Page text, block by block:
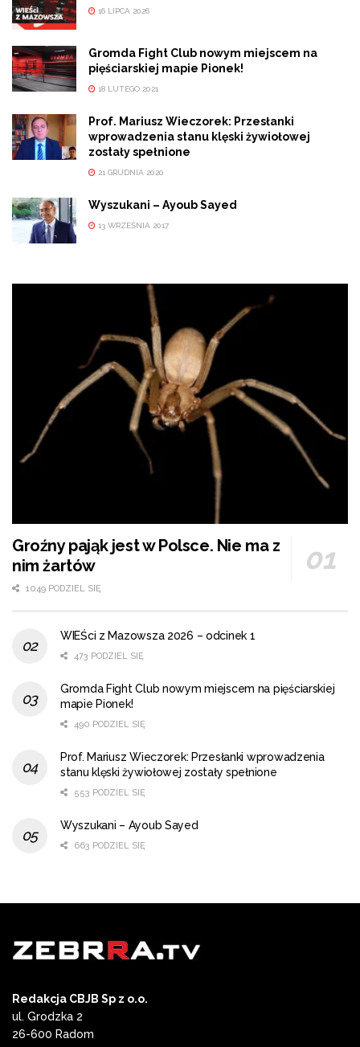
16 LIPCA 2026
Gromda Fight Club nowym miejscem na
pięściarskiej mapie Pionek!
18 LUTEGO 2021
Prof. Mariusz Wieczorek: Przesłanki
wprowadzenia stanu klęski żywiołowej
zostały spełnione
21 GRUDNIA 2020
Wyszukani – Ayoub Sayed
13 WRZEŚNIA 2017
Groźny pająk jest w Polsce. Nie ma z
nim żartów
1049 PODZIEL SIĘ
WIEŚci z Mazowsza 2026 – odcinek 1
473 PODZIEL SIĘ
Gromda Fight Club nowym miejscem na pięściarskiej
mapie Pionek!
490 PODZIEL SIĘ
Prof. Mariusz Wieczorek: Przesłanki wprowadzenia
stanu klęski żywiołowej zostały spełnione
553 PODZIEL SIĘ
Wyszukani – Ayoub Sayed
663 PODZIEL SIĘ
Redakcja CBJB Sp z o.o.
ul. Grodzka 2
26-600 Radom